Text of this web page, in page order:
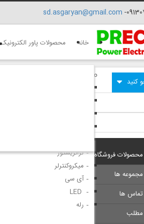
sd.asgaryan@gmail.com
خانه محصولات پاور الکترونیک
ترانزیستور
میکروکنترلر
آی سی
رله
فروشگاه
ها
ها